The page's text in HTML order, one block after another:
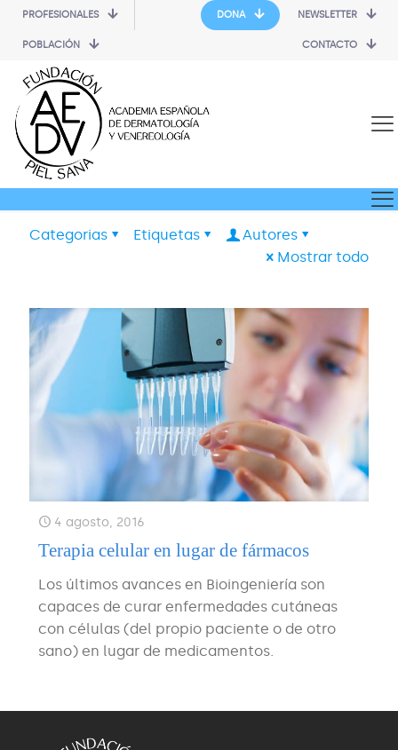
PROFESIONALES
POBLACIÓN
DONA NEWSLETTER
CONTACTO
Categorias Etiquetas
Autores
Mostrar todo
4 agosto, 2016
Terapia celular en lugar de fármacos
Los últimos avances en Bioingeniería son
capaces de curar enfermedades cutáneas
con células (del propio paciente o de otro
sano) en lugar de medicamentos.